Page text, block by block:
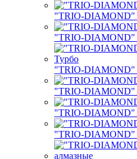
"TRIO-DIAMOND"
"TRIO-DIAMOND"
"TRIO-DIAMOND"
"TRIO-
"TRIO-DIAMOND"
"TRIO-DIAMOND"